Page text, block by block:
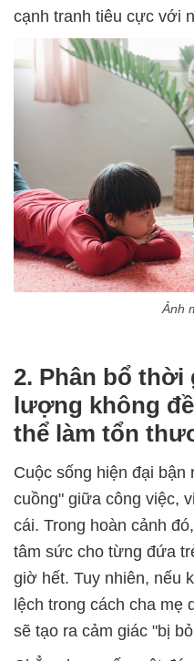
cạnh tranh tiêu cực với
Ảnh
2. Phân bổ thời
lượng không
thể làm tổn
Cuộc sống hiện đại bận
cuồng" giữa công việc,
cái. Trong hoàn cảnh
tâm sức cho từng đứa
giờ hết. Tuy nhiên, nếu
lệch trong cách cha mẹ
sẽ tạo ra cảm giác "bị